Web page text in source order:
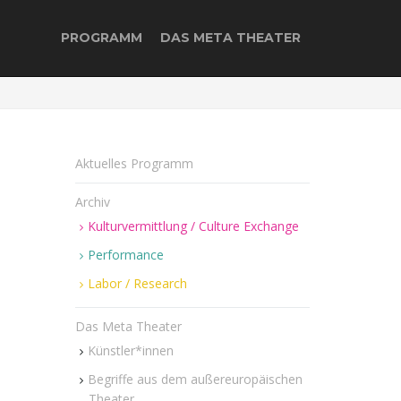
PROGRAMM DAS META THEATER
Aktuelles Programm
Archiv
Kulturvermittlung / Culture Exchange
Performance
Labor / Research
Das Meta Theater
Künstler*innen
Begriffe aus dem außereuropäischen